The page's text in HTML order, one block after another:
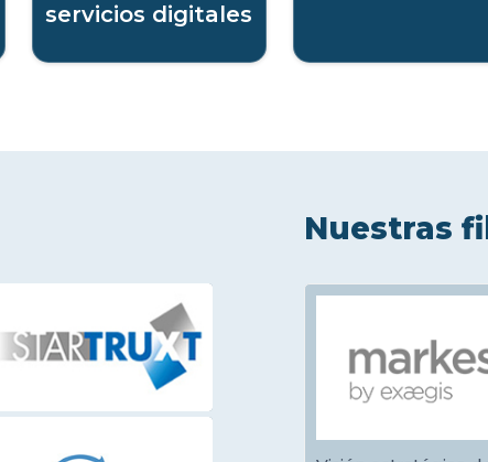
servicios digitales
Nuestras